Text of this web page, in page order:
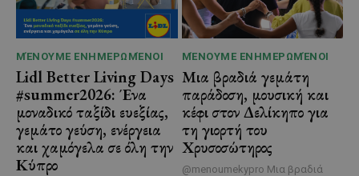
ΜΈΝΟΥΜΕ ΕΝΗΜΕΡΩΜΈΝΟΙ
Lidl Better Living Days
#summer2026: Ένα
μοναδικό ταξίδι ευεξίας,
γεμάτο γεύση, ενέργεια
και χαμόγελα σε όλη την
Κύπρο
ΜΈΝΟΥΜΕ ΕΝΗΜΕΡΩΜΈΝΟΙ
Μια βραδιά γεμάτη
παράδοση, μουσική και
κέφι στον Δελίκηπο για
τη γιορτή του
Χρυσοσώτηρος
@menoumekypro Μια βραδιά